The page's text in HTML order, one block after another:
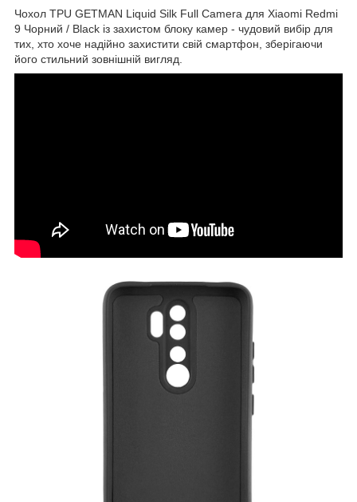
Чохол TPU GETMAN Liquid Silk Full Camera для Xiaomi Redmi
9 Чорний / Black із захистом блоку камер - чудовий вибір для
тих, хто хоче надійно захистити свій смартфон, зберігаючи
його стильний зовнішній вигляд.